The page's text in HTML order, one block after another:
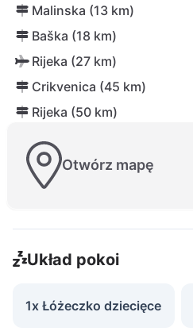
Malinska (13 km)
Baška (18 km)
Rijeka (27 km)
Crikvenica (45 km)
Rijeka (50 km)
Otwórz mapę
Układ pokoi
1x Łóżeczko dziecięce